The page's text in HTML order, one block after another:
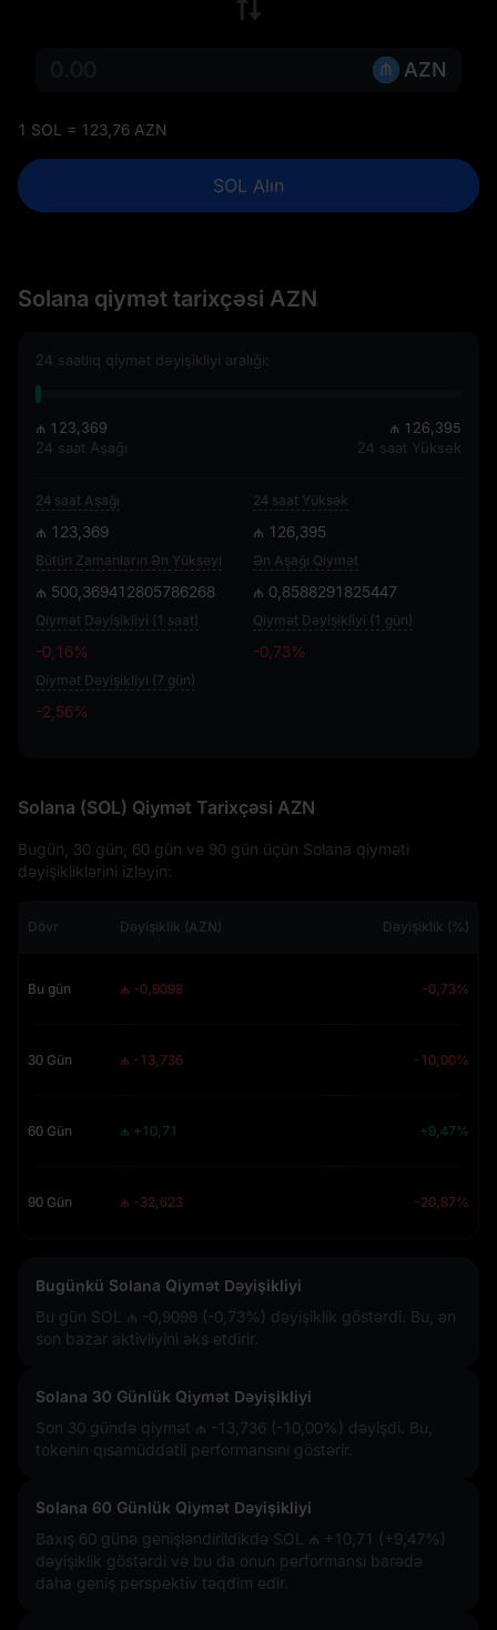
AZN
1 SOL = 123,76 AZN
SOL Alın
Solana qiymət tarixçəsi AZN
24 saatlıq qiymət dəyişikliyi aralığı:
₼ 123,369
24 saat Aşağı
₼ 126,395
24 saat Yüksək
24 saat Aşağı
₼ 123,369
24 saat Yüksək
₼ 126,395
Bütün Zamanların Ən Yüksəyi
₼ 500,369412805786268
Ən Aşağı Qiymət
₼ 0,8588291825447
Qiymət Dəyişikliyi (1 saat)
-0,16%
Qiymət Dəyişikliyi (1 gün)
-0,73%
Qiymət Dəyişikliyi (7 gün)
-2,56%
Solana (SOL) Qiymət Tarixçəsi AZN
Bugün, 30 gün, 60 gün ve 90 gün üçün Solana qiyməti
dəyişikliklərini izləyin:
Dövr Dəyişiklik (AZN) Dəyişiklik (%)
Bu gün ₼ -0,9098 -0,73%
30 Gün ₼ -13,736 -10,00%
60 Gün ₼ +10,71 +9,47%
90 Gün ₼ -32,623 -20,87%
Bugünkü Solana Qiymət Dəyişikliyi
Bu gün SOL ₼ -0,9098 (-0,73%) dəyişiklik göstərdi. Bu, ən
son bazar aktivliyini əks etdirir.
Solana 30 Günlük Qiymət Dəyişikliyi
Son 30 gündə qiymət ₼ -13,736 (-10,00%) dəyişdi. Bu,
tokenin qısamüddətli performansını göstərir.
Solana 60 Günlük Qiymət Dəyişikliyi
Baxış 60 günə genişləndirildikdə SOL ₼ +10,71 (+9,47%)
dəyişiklik göstərdi və bu da onun performansı barədə
daha geniş perspektiv təqdim edir.